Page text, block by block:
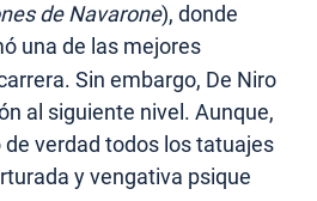
de Navarone), donde
una de las mejores
Sin embargo, De Niro
al siguiente nivel. Aunque,
de verdad todos los tatuajes
y vengativa psique